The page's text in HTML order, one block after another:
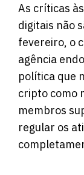
As críticas
digitais não
fevereiro, o
agência
política que
cripto como
membros
regular os